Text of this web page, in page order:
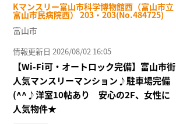
Kマンスリー富山市科学博物館西（富山市立
富山市民病院西） 203・203(No.484725)
富山市
情報更新日 2026/08/02 16:05
【Wi-Fi可・オートロック完備】富山市街
人気マンスリーマンション♪駐車場完備
(^^♪洋室10帖あり 安心の2F、女性に
人気物件★